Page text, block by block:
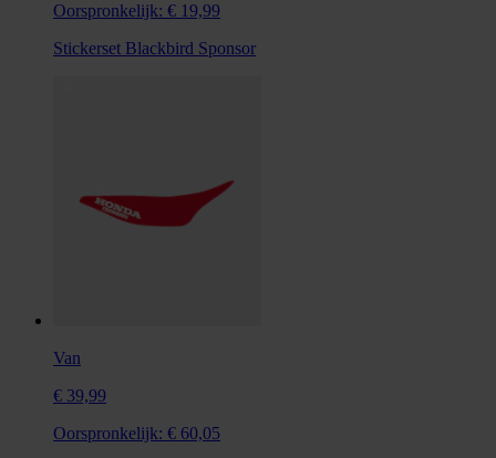
Oorspronkelijk: € 19,99
Stickerset Blackbird Sponsor
Van
€ 39,99
Oorspronkelijk: € 60,05